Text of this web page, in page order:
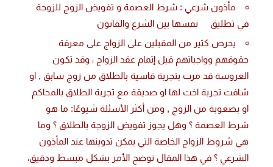
مأذون شرعي : شرط العصمة و تفويض الزوج للزوجة
في تطليق نفسها بين الشرع والقانون
يحرص كثير من المقبلين على الزواج على معرفة
حقوقهم وواجباتهم قبل إتمام عقد الزواج ، وقد تكون
العروسة قد مرت بتجربة قاسية بالطلاق من زوج سابق , او
شافت تجربة اخت لها او صديقة مع تجربة الطلاق بالمحاكم
او بصعوبة من الزوج , ومن أكثر الأسئلة شيوعًا: ما هو
شرط العصمة ؟ وهل يجوز تفويض الزوجة بالطلاق ؟ وما
هي شروط الزواج الخاصة التي يمكن تدوينها عند المأذون
الشرعي ؟ في هذا المقال نوضح الأمر بشكل مبسط ودقيق،